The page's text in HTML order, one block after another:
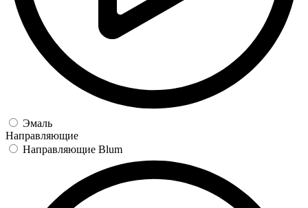
Эмаль
Направляющие
Направляющие Blum